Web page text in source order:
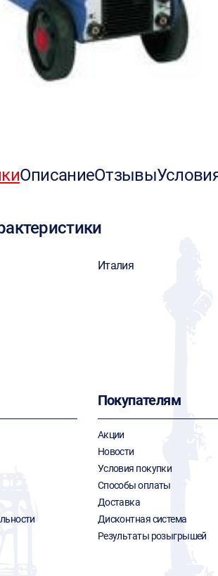
ОписаниеОтзывы
Италия
Покупателям
Акции
Новости
Условия покупки
Способы оплаты
Доставка
Дисконтная система
Результаты розыгрышей